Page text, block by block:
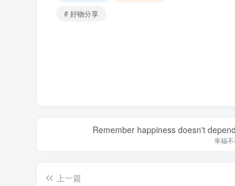
# 好物分享
Remember happiness doesn't
幸福
上一篇